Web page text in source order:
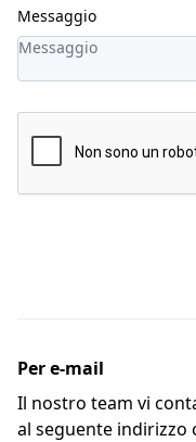
Messaggio
Per e-mail
Il nostro team vi
al seguente indirizzo